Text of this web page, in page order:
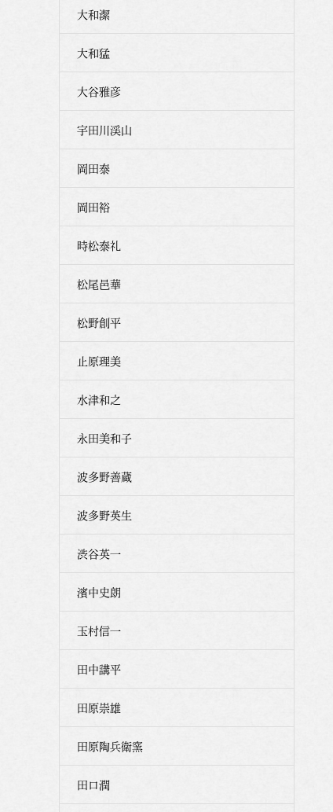
大和潔
大和猛
大谷雅彦
宇田川渓山
岡田泰
岡田裕
時松泰礼
松尾邑華
松野創平
止原理美
水津和之
永田美和子
波多野善蔵
波多野英生
渋谷英一
濱中史朗
玉村信一
田中講平
田原崇雄
田原陶兵衛窯
田口潤